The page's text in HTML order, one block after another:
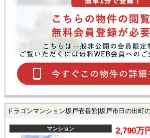
ドラゴンマンション坂戸壱番館|坂戸市日の出町
マンション 2,790万